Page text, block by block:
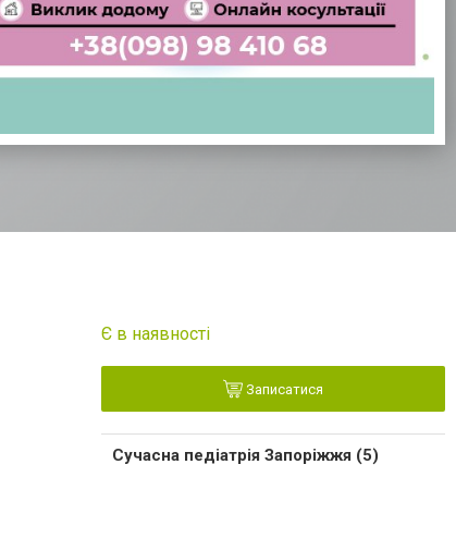
Є в наявності
Записатися
Сучасна педіатрія Запоріжжя (5)